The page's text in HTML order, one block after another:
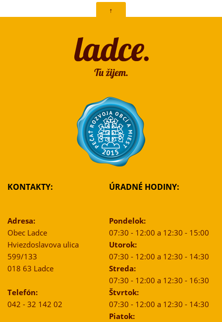
↑
KONTAKTY:
Adresa:
Obec Ladce
Hviezdoslavova ulica
599/133
018 63 Ladce
Telefón:
042 - 32 142 02
ÚRADNÉ HODINY:
Pondelok:
07:30 - 12:00 a 12:30 - 15:00
Utorok:
07:30 - 12:00 a 12:30 - 14:30
Streda:
07:30 - 12:00 a 12:30 - 16:30
Štvrtok:
07:30 - 12:00 a 12:30 - 14:30
Piatok: